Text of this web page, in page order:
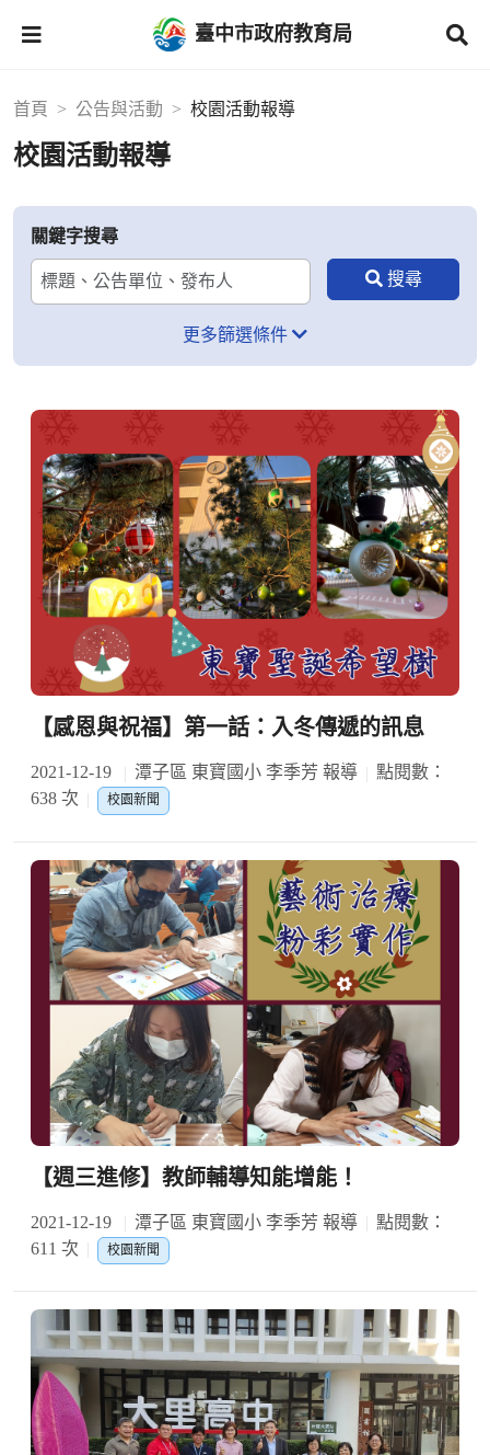
臺中市政府教育局
首頁 公告與活動 校園活動報導
校園活動報導
關鍵字搜尋
更多篩選條件
【感恩與祝福】第一話：入冬傳遞的訊息
2021-12-19 潭子區 東寶國小 李季芳 報導
點閱數：
638 次
校園新聞
【週三進修】教師輔導知能增能！
2021-12-19 潭子區 東寶國小 李季芳 報導
點閱數：
611 次
校園新聞